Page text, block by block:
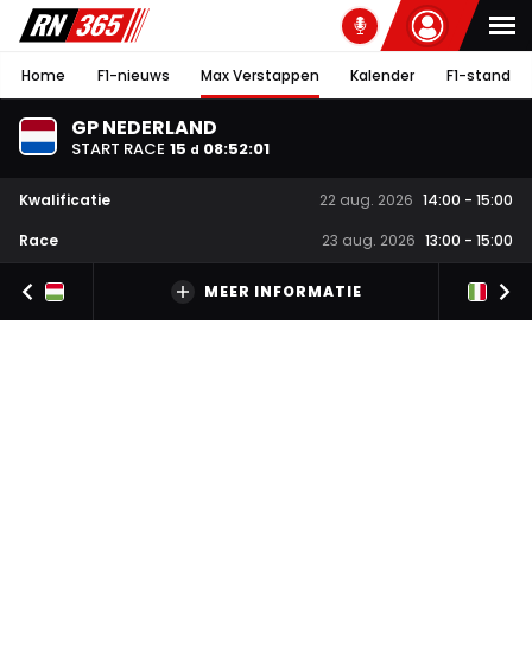
Home F1-nieuws Max Verstappen Kalender F1-stand
GP NEDERLAND
START RACE 15 d 08:52:00
Kwalificatie 22 aug. 2026 14:00 - 15:00
Race
23 aug. 2026 13:00 - 15:00
MEER INFORMATIE